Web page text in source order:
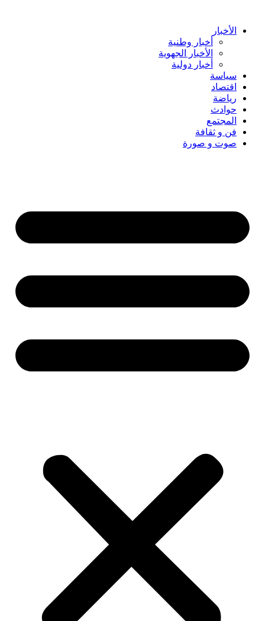
content الأخبار
أخبار وطنية
الأخبار الجهوية
أخبار دولية
سياسة
اقتصاد
رياضة
حوادث
المجتمع
فن و ثقافة
صوت و صورة